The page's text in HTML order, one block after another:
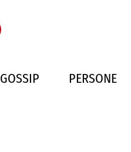
GOSSIP PERSONE